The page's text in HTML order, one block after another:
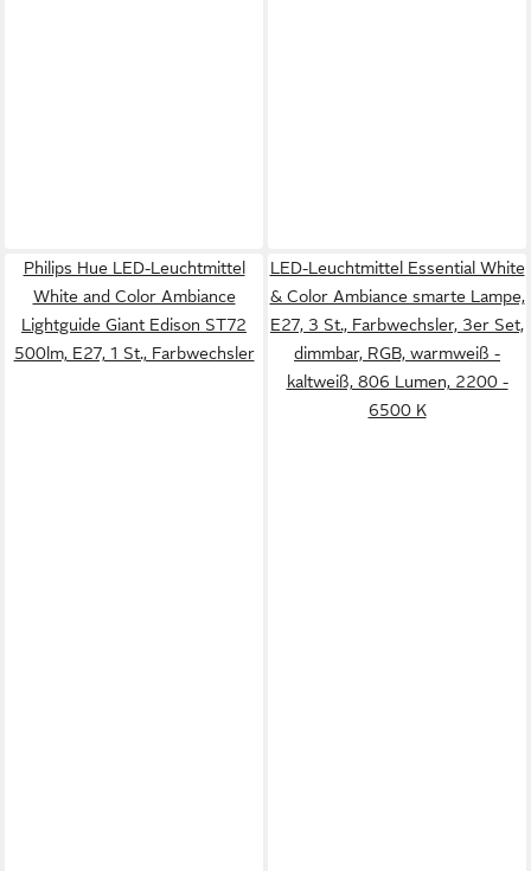
Philips Hue LED-Leuchtmittel
White and Color Ambiance
Lightguide Giant Edison ST72
500lm, E27, 1 St., Farbwechsler
LED-Leuchtmittel Essential White
& Color Ambiance smarte Lampe,
E27, 3 St., Farbwechsler, 3er Set,
dimmbar, RGB, warmweiß -
kaltweiß, 806 Lumen, 2200 -
6500 K